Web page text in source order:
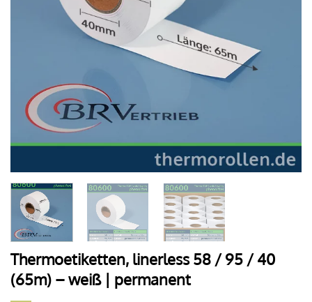
Thermoetiketten, linerless 58 / 95 / 40
(65m) – weiß | permanent